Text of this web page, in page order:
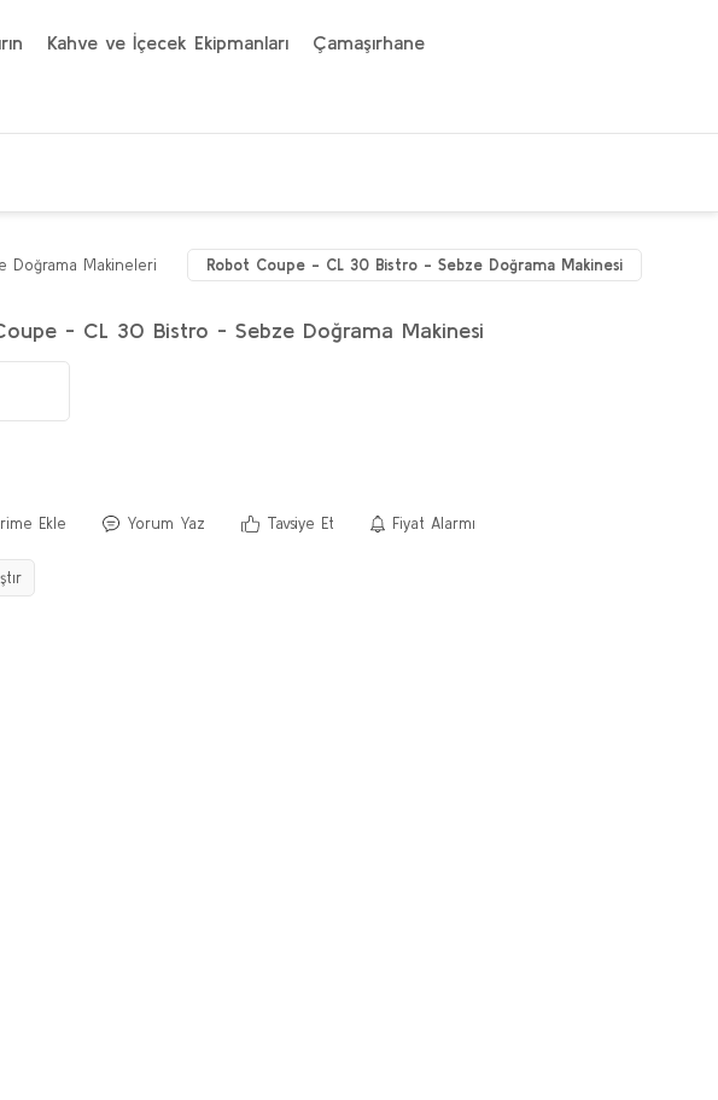
Kahve ve İçecek Ekipmanları Çamaşırhane
Doğrama Makineleri Robot Coupe - CL 30 Bistro - Sebze Doğrama Makinesi
- CL 30 Bistro - Sebze Doğrama Makinesi
Yorum Yaz Tavsiye Et Fiyat Alarmı